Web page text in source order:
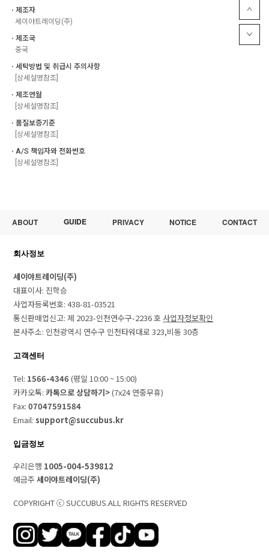
ㆍ제조자
세이야트레이딩(주)
ㆍ제조국
중국
ㆍ세탁방법 및 취급시 주의사항
[상세설명참조]
ㆍ제조연월
[상세설명참조]
ㆍ품질보증기준
[상세설명참조]
ㆍA/S 책임자와 전화번호
[상세설명참조]
ABOUT GUIDE PRIVACY NOTICE CONTACT
회사정보
세이야트레이딩(주)
대표이사: 진학승
사업자등록번호: 438-81-03521
통신판매업신고: 제 2023-인천연수구-2236 호 사업자정보확인
본사주소: 인천광역시 연수구 인천타워대로 323,비동 30층
고객센터
Tel: 1566-4346 (평일 10:00 ~ 15:00)
카카오톡:카톡으로 상담하기>(7x24 연중무휴)
Fax:07047591584
Email:support@succubus.kr
입금정보
우리은행 1005-004-539812
예금주세이야트레이딩(주)
COPYRIGHT ⓒ SUCCUBUS.ALL RIGHTS RESERVED